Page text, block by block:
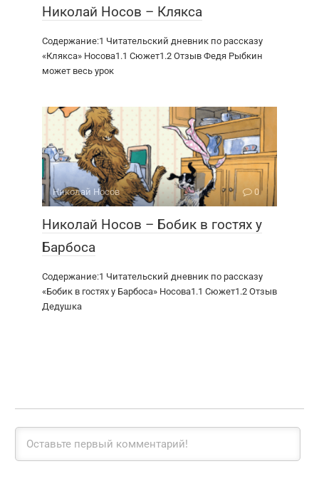
Николай Носов – Клякса
Содержание:1 Читательский дневник по рассказу
«Клякса» Носова1.1 Сюжет1.2 Отзыв Федя Рыбкин
может весь урок
Николай Носов 0
Николай Носов – Бобик в гостях у
Барбоса
Содержание:1 Читательский дневник по рассказу
«Бобик в гостях у Барбоса» Носова1.1 Сюжет1.2 Отзыв
Дедушка